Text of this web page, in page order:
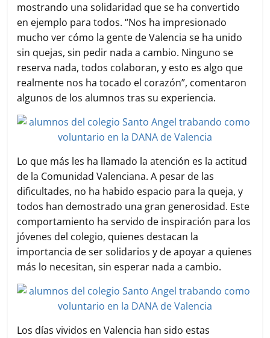
mostrando una solidaridad que se ha convertido
en ejemplo para todos. “Nos ha impresionado
mucho ver cómo la gente de Valencia se ha unido
sin quejas, sin pedir nada a cambio. Ninguno se
reserva nada, todos colaboran, y esto es algo que
realmente nos ha tocado el corazón”, comentaron
algunos de los alumnos tras su experiencia.
Lo que más les ha llamado la atención es la actitud
de la Comunidad Valenciana. A pesar de las
dificultades, no ha habido espacio para la queja, y
todos han demostrado una gran generosidad. Este
comportamiento ha servido de inspiración para los
jóvenes del colegio, quienes destacan la
importancia de ser solidarios y de apoyar a quienes
más lo necesitan, sin esperar nada a cambio.
Los días vividos en Valencia han sido estas